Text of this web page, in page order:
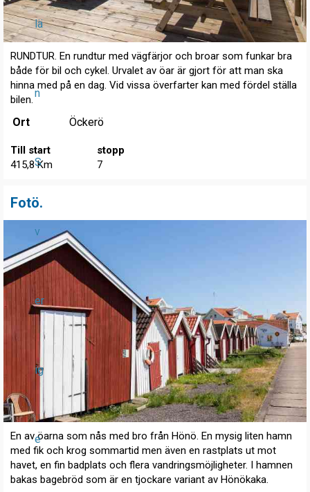
lä
n
S
v
er
ig
e
RUNDTUR. En rundtur med vägfärjor och broar som funkar bra
både för bil och cykel. Urvalet av öar är gjort för att man ska
hinna med på en dag. Vid vissa överfarter kan med fördel ställa
bilen.
Ort Öckerö
Till start
415,8 Km
stopp
7
Fotö.
En av öarna som nås med bro från Hönö. En mysig liten hamn
med fik och krog sommartid men även en rastplats ut mot
havet, en fin badplats och flera vandringsmöjligheter. I hamnen
bakas bagebröd som är en tjockare variant av Hönökaka.